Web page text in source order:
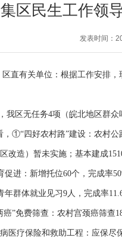
区民生工作领
发表时间
直有关单位：根据工作安排，
我区无任务4项（皖北地区群
，①“四好农村路”建设：农村
改造）暂未实施；基本建成
进：新增托位60个，完成率
群体就业见习9人，完成率
”免费筛查：农村宫颈癌筛查
医疗保险和救助工程：应保